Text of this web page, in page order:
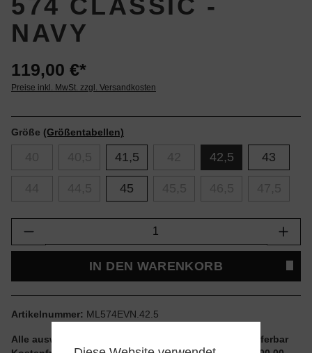
574 CLASSIC -
NAVY
119,00 €*
Preise inkl. MwSt. zzgl. Versandkosten
Größe (Größentabellen)
41,5 42,5 43
45
Produkt Anzahl: Gib den gewünschten
IN DEN WARENKORB
Artikelnummer: ML574EVN.42.5
Alle auswählbaren Größen und Artikel sind sofort lieferbar